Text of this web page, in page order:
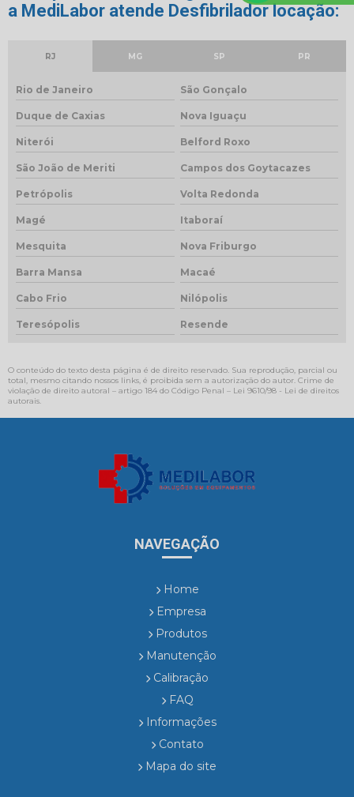
a MediLabor atende Desfibrilador locação:
RJ MG SP PR
Rio de Janeiro São Gonçalo
Duque de Caxias Nova Iguaçu
Niterói Belford Roxo
São João de Meriti Campos dos Goytacazes
Petrópolis Volta Redonda
Magé Itaboraí
Mesquita Nova Friburgo
Barra Mansa Macaé
Cabo Frio Nilópolis
Teresópolis Resende
O conteúdo do texto desta página é de direito reservado. Sua reprodução, parcial ou
total, mesmo citando nossos links, é proibida sem a autorização do autor. Crime de
violação de direito autoral – artigo 184 do Código Penal – Lei 9610/98 - Lei de direitos
autorais.
NAVEGAÇÃO
Home
Empresa
Produtos
Manutenção
Calibração
FAQ
Informações
Contato
Mapa do site